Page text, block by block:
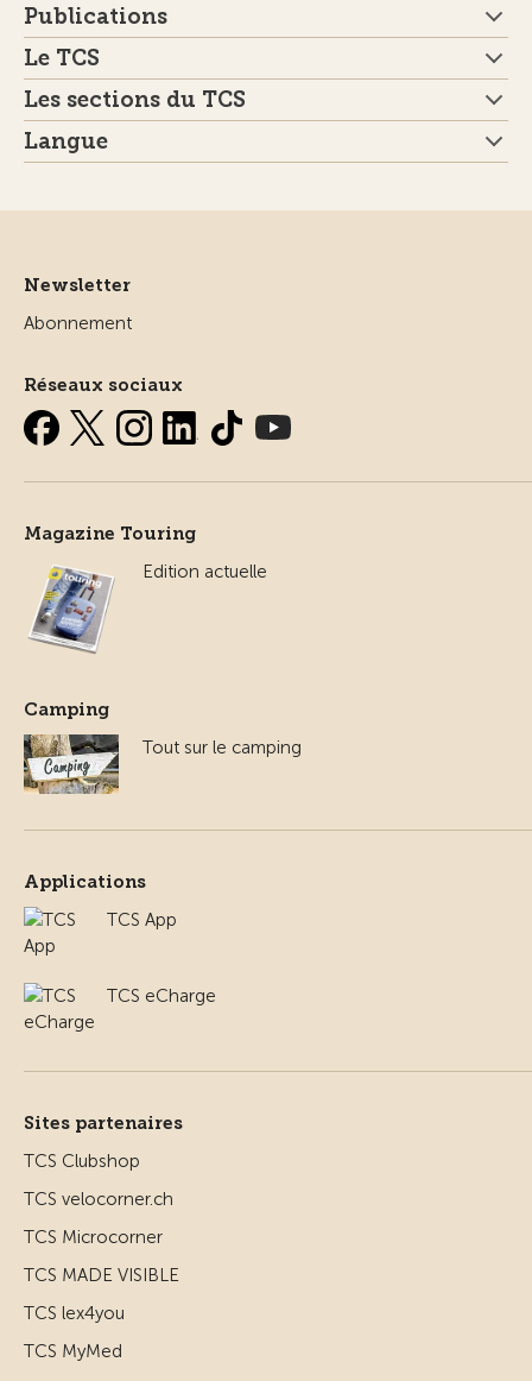
Publications
Le TCS
Les sections du TCS
Langue
Newsletter
Abonnement
Réseaux sociaux
Magazine Touring
Edition actuelle
Camping
Tout sur le camping
Applications
TCS App
TCS eCharge
Sites partenaires
TCS Clubshop
TCS velocorner.ch
TCS Microcorner
TCS MADE VISIBLE
TCS lex4you
TCS MyMed